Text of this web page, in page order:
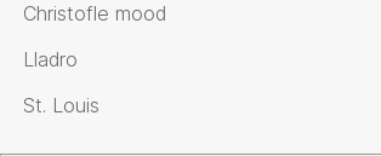
Christofle mood
Lladro
St. Louis